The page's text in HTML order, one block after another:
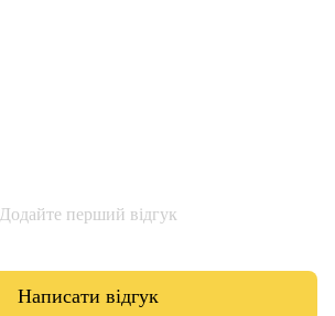
Додайте перший відгук
Написати відгук